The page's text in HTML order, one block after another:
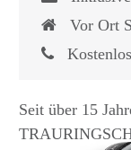
Vor Ort
Seit über 15